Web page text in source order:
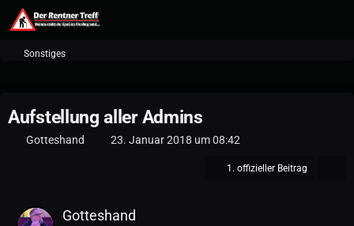
Sonstiges
Aufstellung aller Admins
Gotteshand 23. Januar 2018 um 08:42
1. offizieller Beitrag
Gotteshand